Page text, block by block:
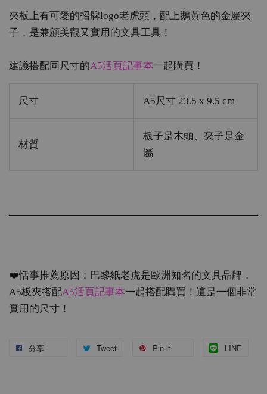
夾板上有可愛的招牌logo老虎頭，配上鵝黃色的金屬夾
子，是兼顧美觀又實用的文具工具！
建議搭配同尺寸的A5活頁記事本一起購買！
尺寸 A5尺寸 23.5 x 9.5 cm
材質
板子是木頭、夾子是金
屬
❤️恬事推薦原因：巴黎紙老虎是歐洲知名的文具品牌，
A5板夾搭配A5活頁記事本一起搭配購買！這是一個非常
實用的尺寸！
分享 Tweet Pin it LINE